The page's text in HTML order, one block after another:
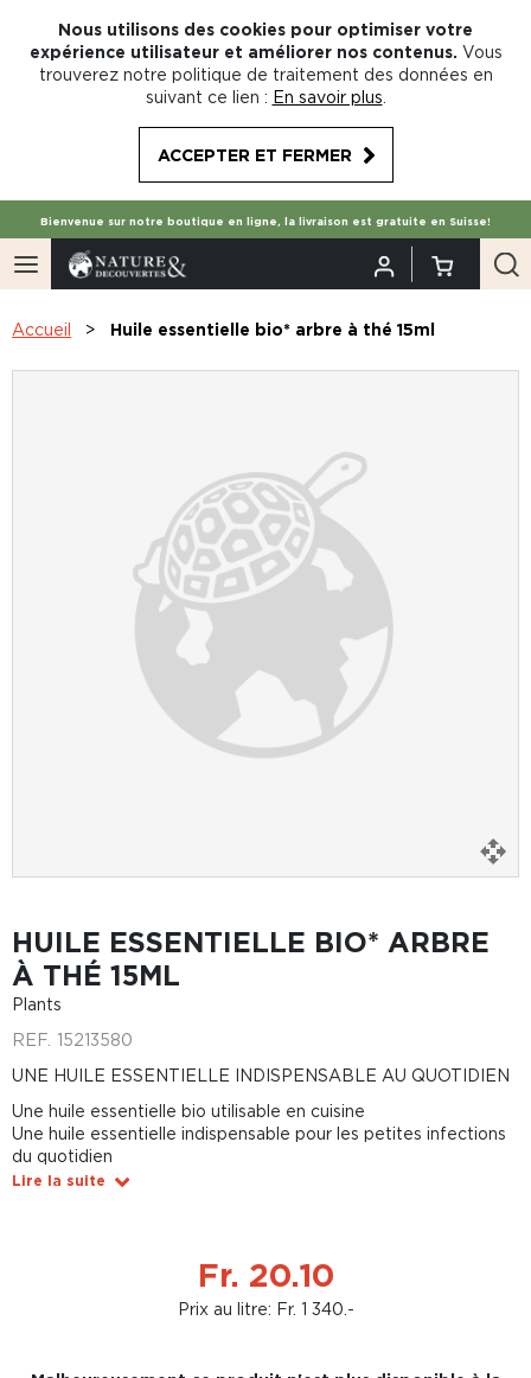
Nous utilisons des cookies pour optimiser votre
expérience utilisateur et améliorer nos contenus. Vous
trouverez notre politique de traitement des données en
suivant ce lien : En savoir plus
ACCEPTER ET FERMER
Bienvenue sur notre boutique en ligne, la livraison est gratuite en Suisse!
Accueil Huile essentielle bio* arbre à thé 15ml
HUILE ESSENTIELLE BIO* ARBRE
À THÉ 15ML
Plants
REF. 15213580
UNE HUILE ESSENTIELLE INDISPENSABLE AU QUOTIDIEN
Une huile essentielle bio utilisable en cuisine
Une huile essentielle indispensable pour les petites infections
du quotidien
Lire la suite
Fr. 20.10
Prix au litre: Fr. 1 340.-